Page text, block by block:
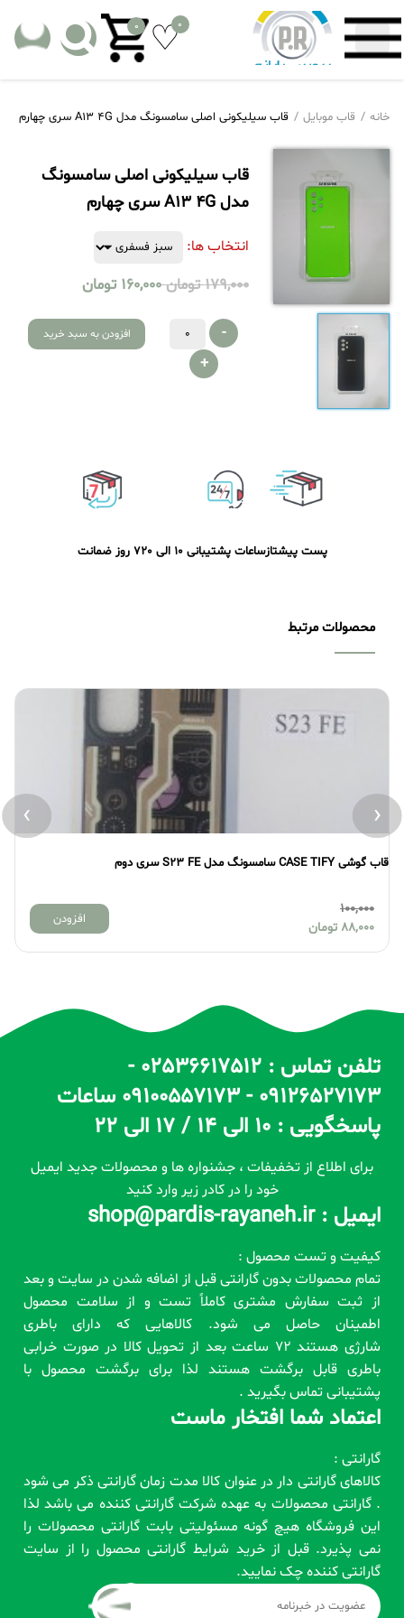
0
0
خانه قاب موبایل قاب سیلیکونی اصلی سامسونگ مدل A13 4G سری چهارم
قاب سیلیکونی اصلی سامسونگ
مدل A13 4G سری چهارم
انتخاب ها:
179,000 تومان 160,000 تومان
-
+
افزودن به سبد خرید
پست پیشتازساعات پشتیبانی 10 الی 20 7 روز ضمانت
محصولات مرتبط
قاب گوشی CASE TIFY سامسونگ مدل S23 FE سری دوم
100,000
88,000 تومان
افزودن
‹
›
تلفن تماس : 02536617512 -
09126527173 - 09100557173 ساعات
پاسخگویی : 10 الی 14 / 17 الی 22
برای اطلاع از تخفیفات ، جشنواره ها و محصولات جدید ایمیل
خود را در کادر زیر وارد کنید
ایمیل : shop@pardis-rayaneh.ir
کیفیت و تست محصول :
تمام محصولات بدون گارانتی قبل از اضافه شدن در سایت و بعد
از ثبت سفارش مشتری کاملاً تست و از سلامت محصول
اطمینان حاصل می شود. کالاهایی که دارای باطری
شارژی هستند 72 ساعت بعد از تحویل کالا در صورت خرابی
باطری قابل برگشت هستند لذا برای برگشت محصول با
پشتیبانی تماس بگیرید .
اعتماد شما افتخار ماست
گارانتی :
کالاهای گارانتی دار در عنوان کالا مدت زمان گارانتی ذکر می شود
. گارانتی محصولات به عهده شرکت گارانتی کننده می باشد لذا
این فروشگاه هیچ گونه مسئولیتی بابت گارانتی محصولات را
نمی پذیرد. قبل از خرید شرایط گارانتی محصول را از سایت
گارانتی کننده چک نمایید.